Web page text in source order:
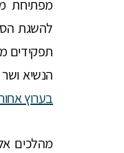
מפתיחת
להשגת
תפקידים
הנשיא
בערוץ
מהלכים